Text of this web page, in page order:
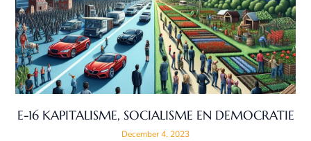
E-16 KAPITALISME, SOCIALISME EN DEMOCRATIE
December 4, 2023